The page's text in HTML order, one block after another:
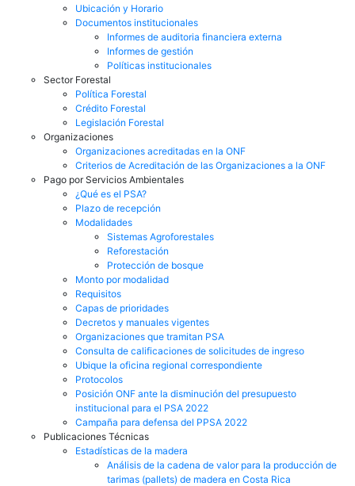
Ubicación y Horario
Documentos institucionales
Informes de auditoria financiera externa
Informes de gestión
Políticas institucionales
Sector Forestal
Política Forestal
Crédito Forestal
Legislación Forestal
Organizaciones
Organizaciones acreditadas en la ONF
Criterios de Acreditación de las Organizaciones a la ONF
Pago por Servicios Ambientales
¿Qué es el PSA?
Plazo de recepción
Modalidades
Sistemas Agroforestales
Reforestación
Protección de bosque
Monto por modalidad
Requisitos
Capas de prioridades
Decretos y manuales vigentes
Organizaciones que tramitan PSA
Consulta de calificaciones de solicitudes de ingreso
Ubique la oficina regional correspondiente
Protocolos
Posición ONF ante la disminución del presupuesto
institucional para el PSA 2022
Campaña para defensa del PPSA 2022
Publicaciones Técnicas
Estadísticas de la madera
Análisis de la cadena de valor para la producción de
tarimas (pallets) de madera en Costa Rica